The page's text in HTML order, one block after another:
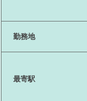
勤務地
最寄駅